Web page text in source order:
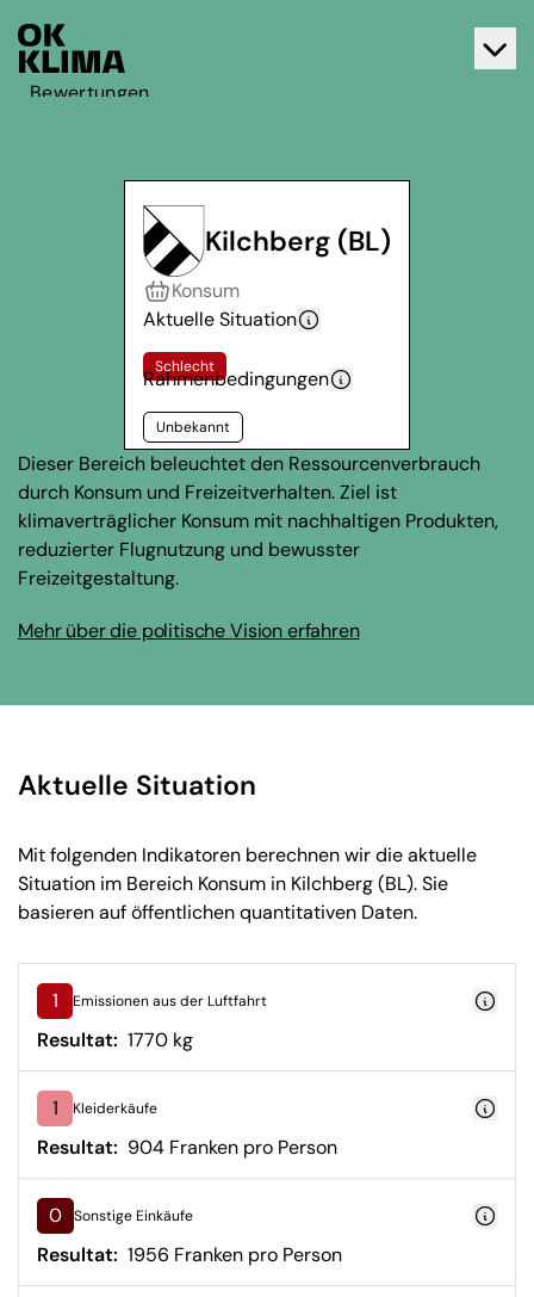
Bewertungen
Kilchberg (BL)
Konsum
Aktuelle Situation
Schlecht
Rahmenbedingungen
Unbekannt
Dieser Bereich beleuchtet den Ressourcenverbrauch
durch Konsum und Freizeitverhalten. Ziel ist
klimaverträglicher Konsum mit nachhaltigen Produkten,
reduzierter Flugnutzung und bewusster
Freizeitgestaltung.
Mehr über die politische Vision erfahren
Aktuelle Situation
Mit folgenden Indikatoren berechnen wir die aktuelle
Situation im Bereich Konsum in Kilchberg (BL). Sie
basieren auf öffentlichen quantitativen Daten.
1 Emissionen aus der Luftfahrt
Resultat: 1770 kg
1 Kleiderkäufe
Resultat: 904 Franken pro Person
0 Sonstige Einkäufe
Resultat: 1956 Franken pro Person